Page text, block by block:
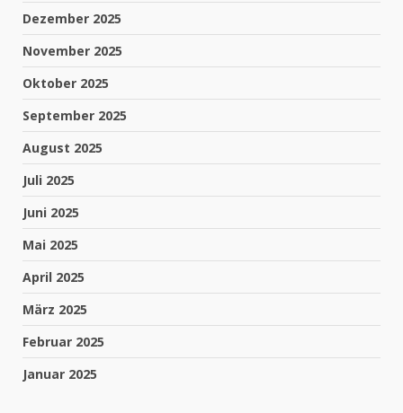
Dezember 2025
November 2025
Oktober 2025
September 2025
August 2025
Juli 2025
Juni 2025
Mai 2025
April 2025
März 2025
Februar 2025
Januar 2025